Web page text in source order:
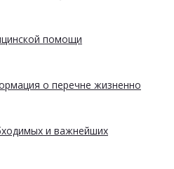
помощи
о перечне жизненно
и важнейших